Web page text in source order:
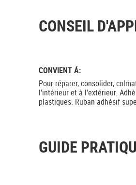
CONSEIL
CONVIENT Á:
Pour réparer, consolider,
l'intérieur et à l'extérieur.
plastiques. Ruban adhésif
GUIDE